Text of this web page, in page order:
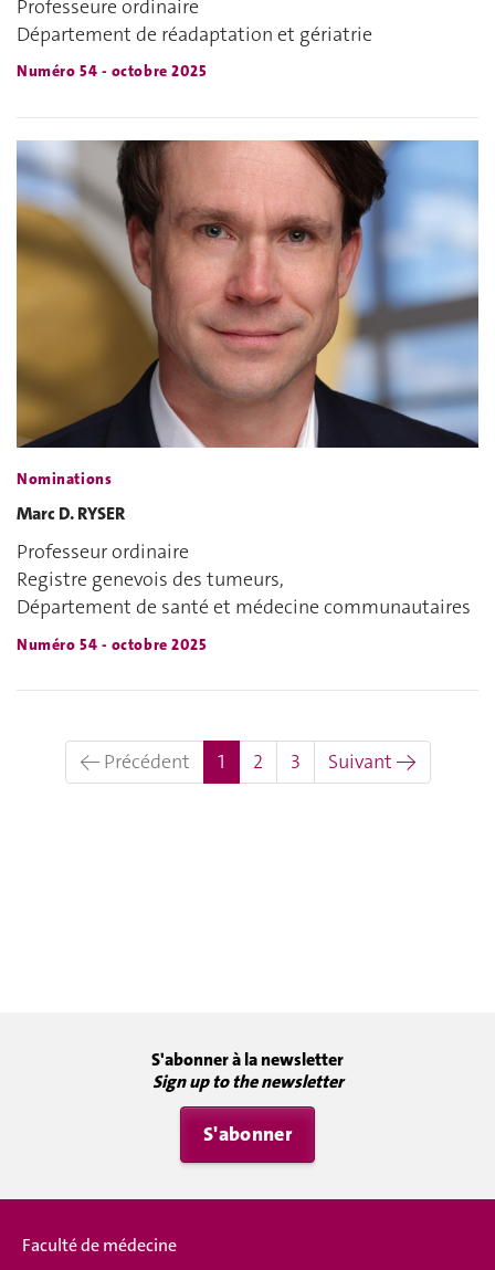
Professeure ordinaire
Département de réadaptation et gériatrie
Numéro 54 - octobre 2025
Nominations
Marc D. RYSER
Professeur ordinaire
Registre genevois des tumeurs,
Département de santé et médecine communautaires
Numéro 54 - octobre 2025
← Précédent 1 (actuel)
2 3 Suivant →
S'abonner à la newsletter
Sign up to the newsletter
S'abonner
Faculté de médecine